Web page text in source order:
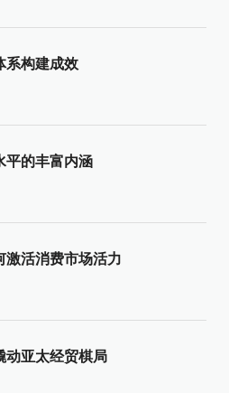
系构建成效
平的丰富内涵
激活消费市场活力
动亚太经贸棋局